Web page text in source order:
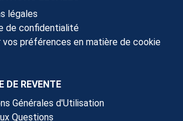
légales
de confidentialité
vos préférences en matière de cookie
DE REVENTE
Générales d'Utilisation
Questions